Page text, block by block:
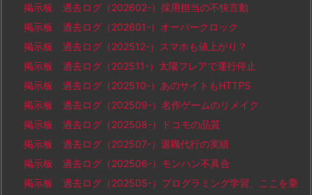
掲示板 過去ログ（202602-）採用担当の不快言動
掲示板 過去ログ（202601-）オーバークロック
掲示板 過去ログ（202512-）スマホも値上がり？
掲示板 過去ログ（202511-）太陽フレアで運行停止
掲示板 過去ログ（202510-）あのサイトもHTTPS
掲示板 過去ログ（202509-）名作ゲームのリメイク
掲示板 過去ログ（202508-）ドコモの品質
掲示板 過去ログ（202507-）退職代行の実績
掲示板 過去ログ（202506-）モンハン不具合
掲示板 過去ログ（202505-）プログラミング学習、ここを乗